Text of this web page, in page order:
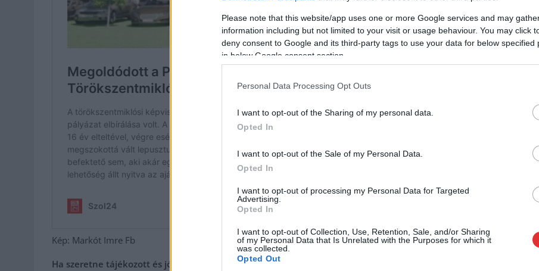
Please note that this website/app uses one or more Google services and may
information including but not limited to your visit or usage behaviour. You may click
deny consent to Google and its third-party tags to use your data for below specified
in below Google consent section.
Personal Data Processing Opt Outs
I want to opt-out of the Sharing of my personal data.
Opted In
I want to opt-out of the Sale of my Personal Data.
Opted In
I want to opt-out of processing my Personal Data for Targeted
Advertising.
Opted In
I want to opt-out of Collection, Use, Retention, Sale, and/or Sharing
of my Personal Data that Is Unrelated with the Purposes for which it
was collected.
Opted Out
Kép: Markót Imre Fb
Ha szeretne tájékozott és jól értesült lenni, de messzire elkerülné a propagandát,